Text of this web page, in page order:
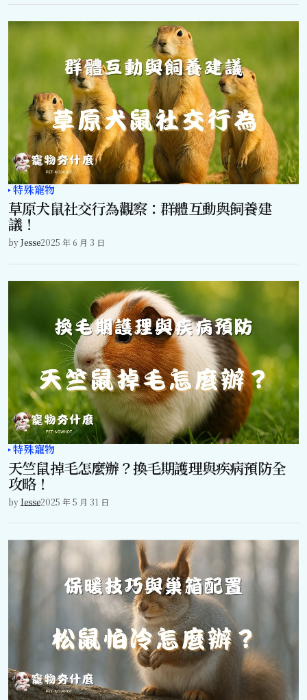
特殊寵物
草原犬鼠社交行為觀察：群體互動與飼養建
議！
byJesse2025 年 6 月 3 日
特殊寵物
天竺鼠掉毛怎麼辦？換毛期護理與疾病預防全
攻略！
byJesse2025 年 5 月 31 日